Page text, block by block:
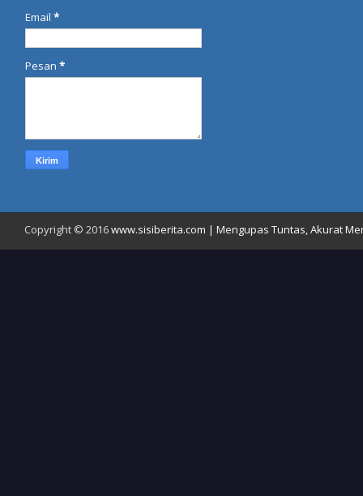
Email *
Pesan *
Copyright © 2016www.sisiberita.com | Mengupas Tuntas, Akurat